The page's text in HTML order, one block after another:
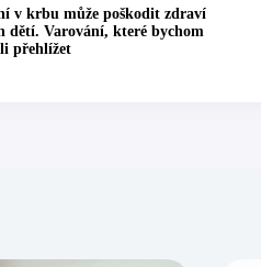
v krbu může poškodit zdraví
dětí. Varování, které bychom
přehlížet